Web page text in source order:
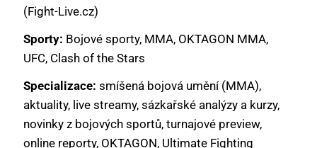
(Fight-Live.cz)
Sporty: Bojové sporty, MMA, OKTAGON MMA,
UFC, Clash of the Stars
Specializace: smíšená bojová umění (MMA),
aktuality, live streamy, sázkařské analýzy a kurzy,
novinky z bojových sportů, turnajové preview,
online reporty, OKTAGON, Ultimate Fighting